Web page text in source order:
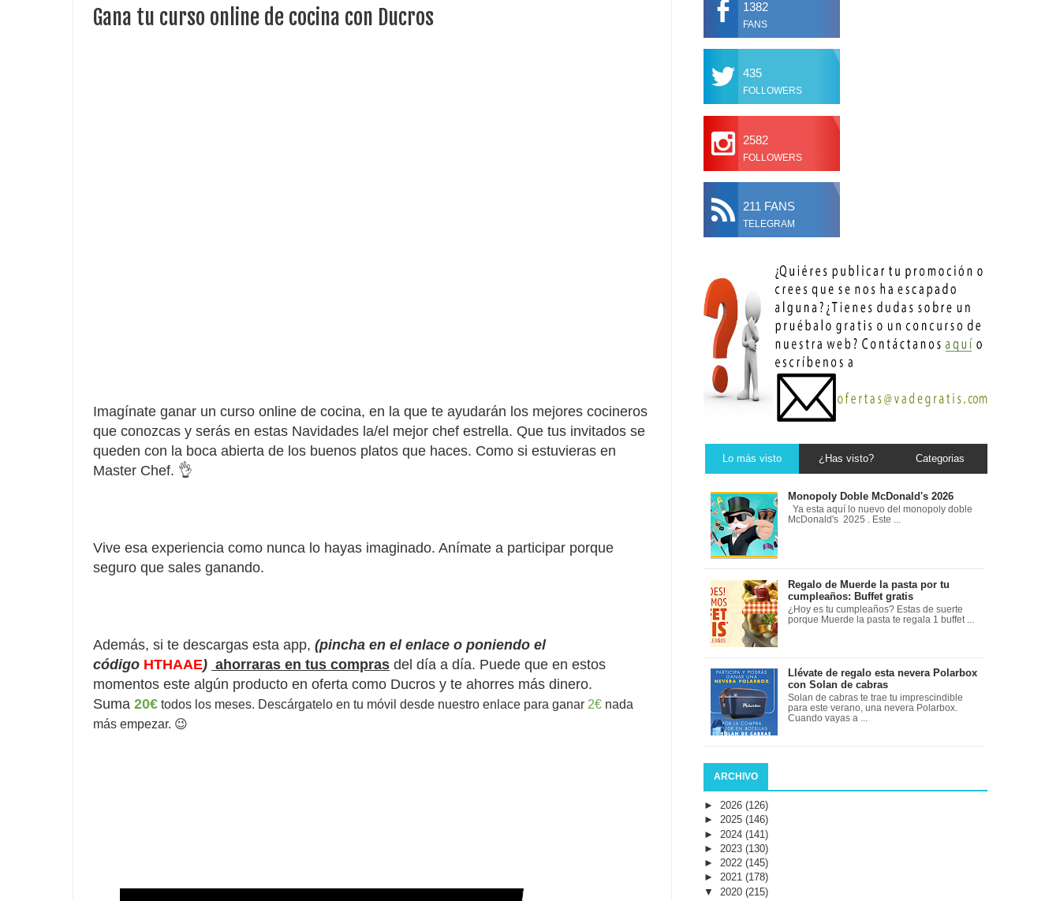
Gana tu curso online de cocina con Ducros
Imagínate ganar un curso online de cocina, en la que te ayudarán los mejores cocineros
que conozcas y serás en estas Navidades la/el mejor chef estrella. Que tus invitados se
queden con la boca abierta de los buenos platos que haces. Como si estuvieras en
Master Chef. 👌
Vive esa experiencia como nunca lo hayas imaginado. Anímate a participar porque
seguro que sales ganando.
Además, si te descargas esta app, (pincha en el enlace o poniendo el
código HTHAAE) ahorraras en tus compras del día a día. Puede que en estos
momentos este algún producto en oferta como Ducros y te ahorres más dinero.
Suma 20€ todos los meses. Descárgatelo en tu móvil desde nuestro enlace para ganar 2€ nada
más empezar. 😉
1382
FANS
435
FOLLOWERS
2582
FOLLOWERS
211 FANS
TELEGRAM
Lo más visto ¿Has visto? Categorias
Monopoly Doble McDonald's 2026
Ya esta aquí lo nuevo del monopoly doble
McDonald's 2025 . Este ...
Regalo de Muerde la pasta por tu
cumpleaños: Buffet gratis
¿Hoy es tu cumpleaños? Estas de suerte
porque Muerde la pasta te regala 1 buffet ...
Llévate de regalo esta nevera Polarbox
con Solan de cabras
Solan de cabras te trae tu imprescindible
para este verano, una nevera Polarbox.
Cuando vayas a ...
ARCHIVO
► 2026 (126)
► 2025 (146)
► 2024 (141)
► 2023 (130)
► 2022 (145)
► 2021 (178)
▼ 2020 (215)